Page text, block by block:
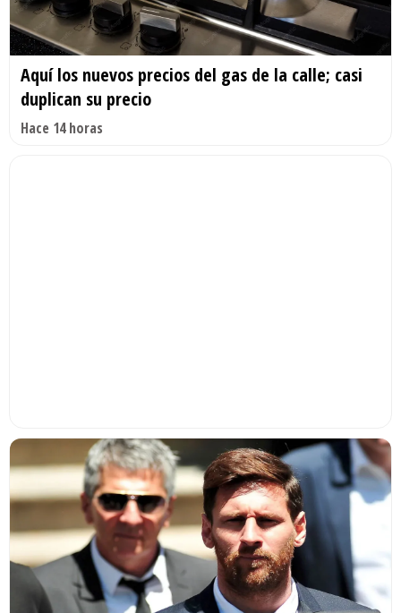
Aquí los nuevos precios del gas de la calle; casi
duplican su precio
Hace 14 horas